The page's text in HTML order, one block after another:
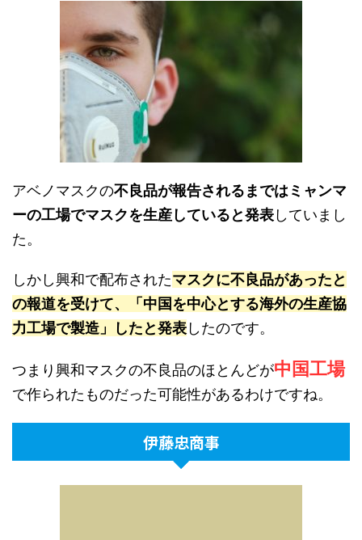
アベノマスクの不良品が報告されるまではミャンマ
ーの工場でマスクを生産していると発表していまし
た。
しかし興和で配布されたマスクに不良品があったと
の報道を受けて、「中国を中心とする海外の生産協
力工場で製造」したと発表したのです。
つまり興和マスクの不良品のほとんどが中国工場
で作られたものだった可能性があるわけですね。
伊藤忠商事